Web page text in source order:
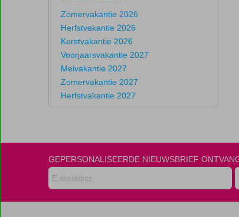
Zomervakantie 2026
Herfstvakantie 2026
Kerstvakantie 2026
Voorjaarsvakantie 2027
Meivakantie 2027
Zomervakantie 2027
Herfstvakantie 2027
GEPERSONALISEERDE NIEUWSBRIEF